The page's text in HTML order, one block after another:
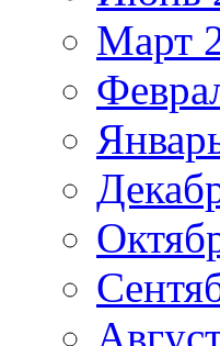
Март